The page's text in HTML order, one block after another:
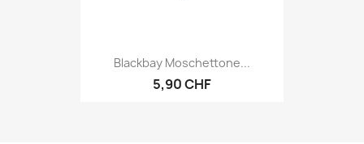
Blackbay Moschettone...
5,90 CHF